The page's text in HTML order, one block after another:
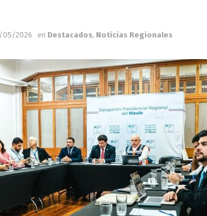
05/2026 en Destacados, Noticias Regionales